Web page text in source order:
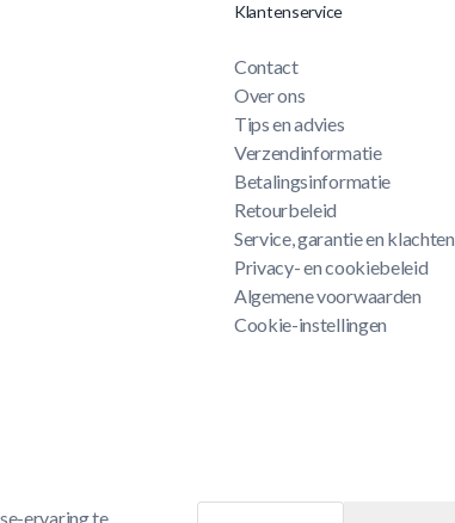
ervaring te
Klantenservice
Contact
Over ons
Tips en advies
Verzendinformatie
Betalingsinformatie
Retourbeleid
Service, garantie en klachten
Privacy- en cookiebeleid
Algemene voorwaarden
Cookie-instellingen